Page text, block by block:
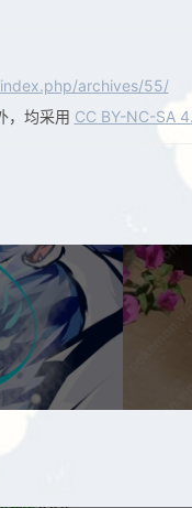
archives/55/
，均采用 CC BY-NC-SA